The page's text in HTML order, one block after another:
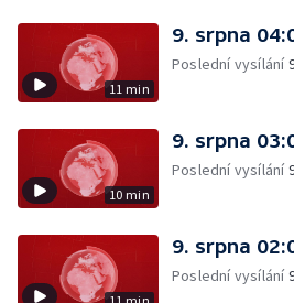
11 min
9. srpna
Poslední vysílání
10 min
9. srpna
Poslední vysílání
9. srpna
Poslední vysílání